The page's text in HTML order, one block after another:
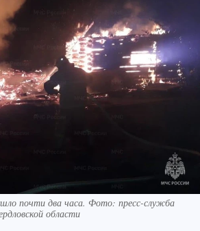
почти два часа. Фото: пресс-служба
области